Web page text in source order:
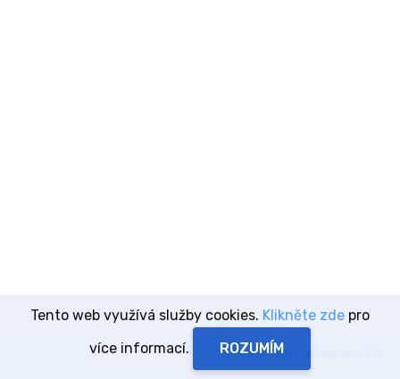
Ministerstvo dopravy ČR
Tento web využívá služby cookies. Klikněte zde pro
více informací.